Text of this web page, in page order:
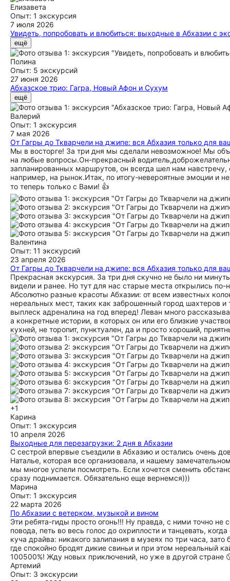
Елизавета
Опыт: 1 экскурсия
7 июля 2026
Увидеть, попробовать и влюбиться: выходные в Абхазии с
Впервые были в Абхазии с ребенком и оба в восторге от
Сергею за внимательность, пунктуальность,
приятное интересное общение и ненавязчивый
останавливались. Спасибо вам, Сергей, мы влюбились в
ещё
Полина
Опыт: 5 экскурсий
27 июня 2026
Абхазское трио: Гагра, Новый Афон и Сухум
Поставила бы 5 миллионов звезд этому гиду, если бы
влюбились. все было на высшем уровне. Мы обязательно
ещё
Валерий
Опыт: 1 экскурсия
7 мая 2026
От Гагры до Ткварчели на джипе: вся Абхазия только для
Мы в восторге! За три дня мы сделали невозможное! Мы
на любые вопросы.Он-прекрасный
запланированных маршрутов, он всегда шел нам
например, на рынок.Итак, по итогу-невероятные эмоции и
то теперь только с Вами! 👍
Валентина
Опыт: 11 экскурсий
23 апреля 2026
От Гагры до Ткварчели на джипе: вся Абхазия только для
Прекрасная экскурсия. За три дня скучно не было ни
видели и ранее. Но тут для нас старые места открылись
Абсолютно разные красоты Абхазии: от всем известных
нереальных мест, таких как заброшенный город шахтеров
выплеск адреналина на год вперед! Леван много
а конкретные истории, в которых он или его близкие
кухней, не торопит, пунктуален, да и просто хороший,
+1
Карина
Опыт: 1 экскурсия
10 апреля 2026
Выходные для перезагрузки: 2 дня в Абхазии
С сестрой впервые съездили в Абхазию и остались очень
Наталье, которая все организовала, и нашему
мы многое успели посмотреть. Если хочется сменить
сразу поднимается. Обязательно еще вернемся)))
Марина
Опыт: 1 экскурсия
22 марта 2026
По Абхазии с ветерком, музыкой и вином
Эти ребята-гиды просто огонь!!! Ну правда, с ними точно
повода, петь во весь голос до охриплости и танцевать,
куча драйва: никакого залипания в музеях по три часа,
где спокойно бродят дикие свиньи и при этом нереальный
100500%! Жду новых приключений, но уже в другой стране
Артемий
Опыт: 3 экскурсии